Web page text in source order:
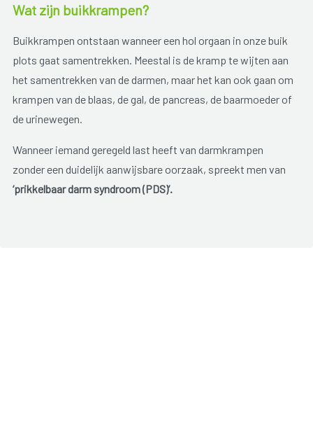
Wat zijn buikkrampen?
Buikkrampen ontstaan wanneer een hol orgaan in onze buik
plots gaat samentrekken. Meestal is de kramp te wijten aan
het samentrekken van de darmen, maar het kan ook gaan om
krampen van de blaas, de gal, de pancreas, de baarmoeder of
de urinewegen.
Wanneer iemand geregeld last heeft van darmkrampen
zonder een duidelijk aanwijsbare oorzaak, spreekt men van
‘prikkelbaar darm syndroom (PDS)’.